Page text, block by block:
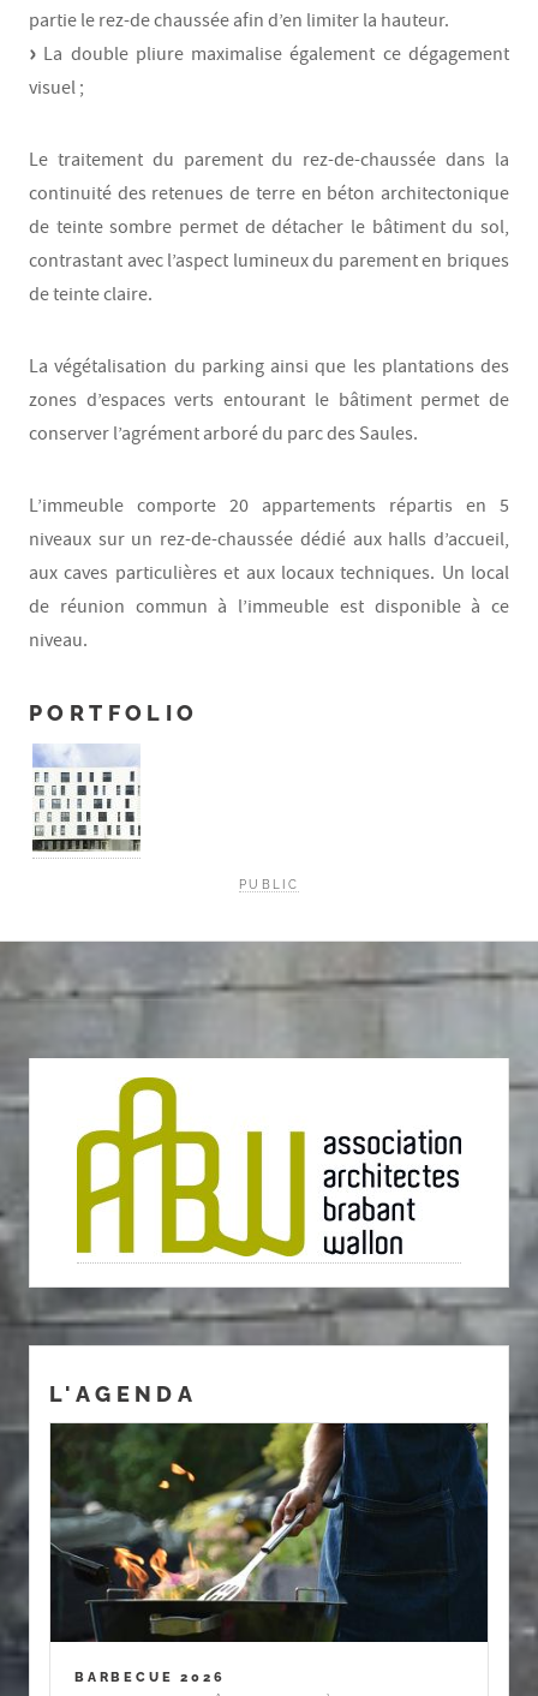
partie le rez-de chaussée afin d’en limiter la hauteur.
La double pliure maximalise également ce dégagement
visuel ;
Le traitement du parement du rez-de-chaussée dans la
continuité des retenues de terre en béton architectonique
de teinte sombre permet de détacher le bâtiment du sol,
contrastant avec l’aspect lumineux du parement en briques
de teinte claire.
La végétalisation du parking ainsi que les plantations des
zones d’espaces verts entourant le bâtiment permet de
conserver l’agrément arboré du parc des Saules.
L’immeuble comporte 20 appartements répartis en 5
niveaux sur un rez-de-chaussée dédié aux halls d’accueil,
aux caves particulières et aux locaux techniques. Un local
de réunion commun à l’immeuble est disponible à ce
niveau.
PORTFOLIO
PUBLIC
L'AGENDA
BARBECUE 2026